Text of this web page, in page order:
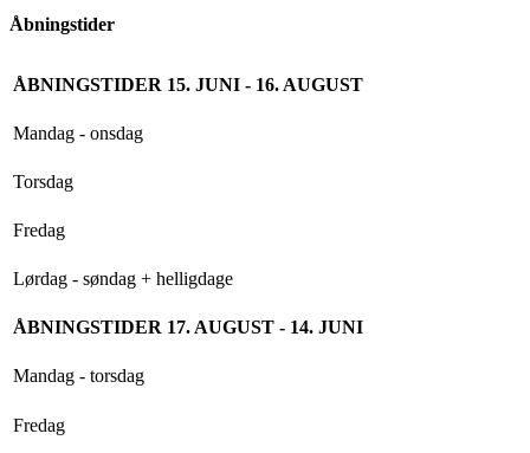
Åbningstider
ÅBNINGSTIDER 15. JUNI - 16. AUGUST
Mandag - onsdag
Torsdag
Fredag
Lørdag - søndag + helligdage
ÅBNINGSTIDER 17. AUGUST - 14. JUNI
Mandag - torsdag
Fredag